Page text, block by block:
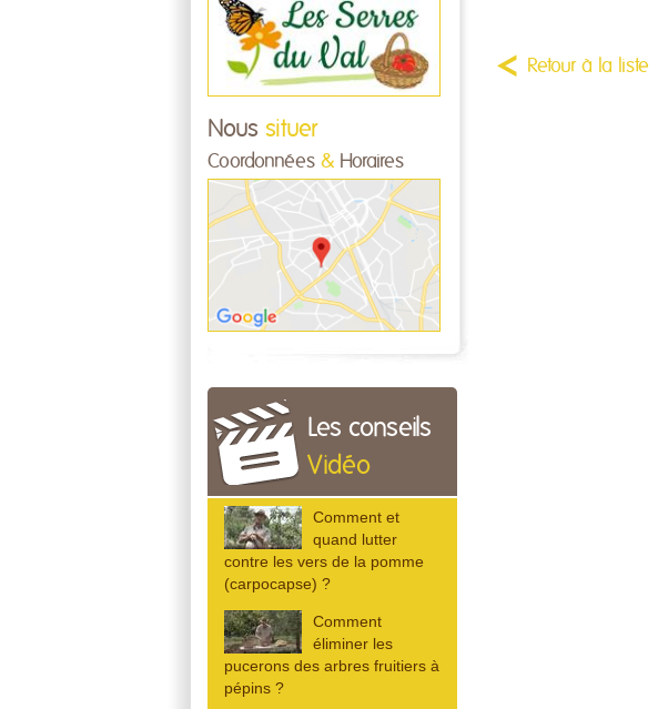
Nous situer
Coordonnées & Horaires
Les conseils
Vidéo
Comment et
quand lutter
contre les vers de la pomme
(carpocapse) ?
Comment
éliminer les
pucerons des arbres fruitiers à
pépins ?
Retour à la liste